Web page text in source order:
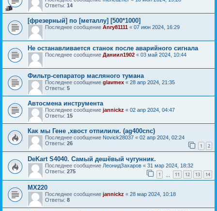
Ответы: 14
[фрезерный] по [металлу] [500*1000]
Последнее сообщение Anry81111 « 07 июн 2024, 16:29
Не останавливается станок после аварийного сигнала
Последнее сообщение Даниил1902 « 03 май 2024, 10:44
Фильтр-сепаратор масляного тумана
Последнее сообщение glavmex « 28 апр 2024, 21:35
Ответы: 5
Автосмена инструмента
Последнее сообщение jannickz « 02 апр 2024, 04:47
Ответы: 15
Как мы Гене ,хвост отпилили. (ag400cnc)
Последнее сообщение Novick28037 « 02 апр 2024, 02:24
Ответы: 26 1 2
DeKart S4040. Самый дешёвый чугунник.
Последнее сообщение ЛеонидЗахаров « 31 мар 2024, 18:32
Ответы: 275 1 11 12 13 14
MX220
Последнее сообщение jannickz « 28 мар 2024, 10:18
Ответы: 8